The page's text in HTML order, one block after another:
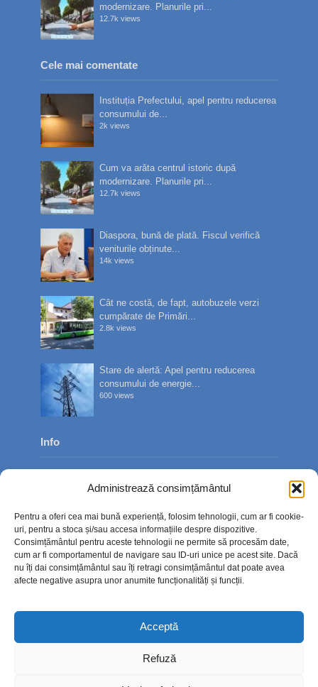
Administrează consimțământul
Pentru a oferi cea mai bună experiență, folosim tehnologii, cum ar fi cookie-
uri, pentru a stoca și/sau accesa informațiile despre dispozitive.
Consimțământul pentru aceste tehnologii ne permite să procesăm date,
cum ar fi comportamentul de navigare sau ID-uri unice pe acest site. Dacă
nu îți dai consimțământul sau îți retragi consimțământul dat poate avea
afecte negative asupra unor anumite funcționalități și funcții.
Acceptă
Refuză
modernizare. Planurile pri...
12.7k views
Cele mai comentate
Instituția Prefectului, apel pentru reducerea
consumului de...
2k views
Cum va arăta centrul istoric după
modernizare. Planurile pri...
12.7k views
Diaspora, bună de plată. Fiscul verifică
veniturile obținute...
14k views
Cât ne costă, de fapt, autobuzele verzi
cumpărate de Primări...
2.8k views
Stare de alertă: Apel pentru reducerea
consumului de energie...
600 views
Info
Contact
Politica de confidențialitate
Politică cookie-uri (UE)